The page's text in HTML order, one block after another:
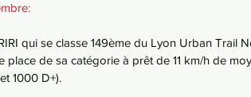
qui se classe 149ème du Lyon Urban Trail
de sa catégorie à prêt de 11 km/h de
1000 D+).